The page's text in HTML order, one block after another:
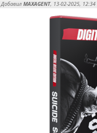
Добавил MAXAGENT, 13-02-2025, 12:34